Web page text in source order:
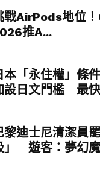
示，疫苗施打減少
有定論。
學研究院（
）的公衛專家
克的分析。他說：
病例，如此而已；
傳播降至最低。」
戰AirPods地位
推A...
本「永住權」條
設日文門檻 最
黎迪士尼清潔員
」 遊客：夢幻